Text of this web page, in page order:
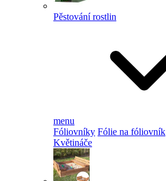
Pěstování rostlin
menu
Fóliovníky Fólie na fóliovník
Květináče